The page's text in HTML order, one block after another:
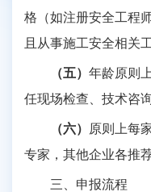
格（如注册安全工程
且从事施工安全相关
（五） 年龄原则
任现场检查、技术咨
（六） 原则上每
专家，其他企业各推
三、申报流程